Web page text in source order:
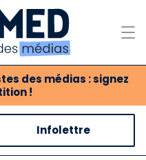
des médias : signez
!
médias
Infolettre